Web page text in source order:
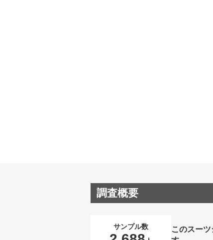
調査概要
サンプル数
このスー